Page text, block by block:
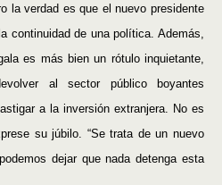
la verdad es que el nuevo presidente
continuidad de una política. Además,
es más bien un rótulo inquietante,
al sector público boyantes
a la inversión extranjera. No es
su júbilo. “Se trata de un nuevo
dejar que nada detenga esta